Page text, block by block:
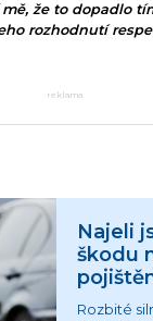
mě, že to dopadlo
rozhodnutí
reklama
Najeli
škodu
Rozbité